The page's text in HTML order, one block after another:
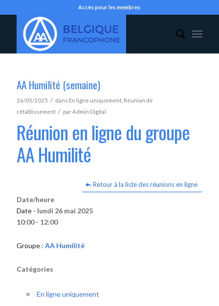
Accès pour les membres
AA Humilité (semaine)
26/05/2025 / dans En ligne uniquement, Réunion de
rétablissement / parAdmin Digital
Réunion en ligne du groupe
AA Humilité
Retour à la liste des réunions en ligne
Date/heure
Date - lundi 26 mai 2025
10:00 - 12:00
Groupe : AA Humilité
Catégories
En ligne uniquement